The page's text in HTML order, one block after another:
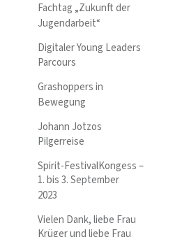
Fachtag „Zukunft der
Jugendarbeit“
Digitaler Young Leaders
Parcours
Grashoppers in
Bewegung
Johann Jotzos
Pilgerreise
Spirit-FestivalKongess –
1. bis 3. September
2023
Vielen Dank, liebe Frau
Krüger und liebe Frau